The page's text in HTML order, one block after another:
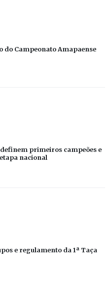
Campeonato Amapaense
primeiros campeões e
nacional
e regulamento da 1ª Taça